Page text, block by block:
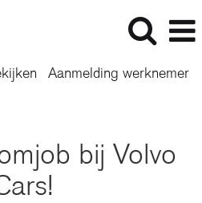
Aanmelding werknemer
bij Volvo